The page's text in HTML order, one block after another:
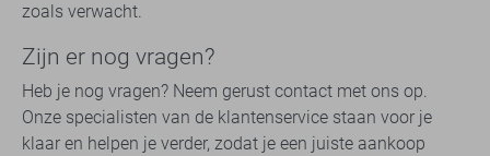
zoals verwacht.
Zijn er nog vragen?
Heb je nog vragen? Neem gerust contact met ons op.
Onze specialisten van de klantenservice staan voor je
klaar en helpen je verder, zodat je een juiste aankoop